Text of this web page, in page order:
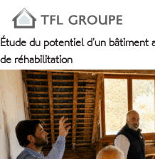
Étude du potentiel d’un bâtiment
de réhabilitation